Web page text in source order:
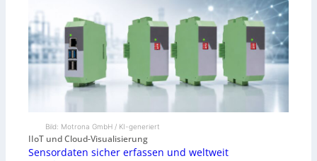
Bild: Motrona GmbH / KI-generiert
IIoT und Cloud-Visualisierung
Sensordaten sicher erfassen und weltweit